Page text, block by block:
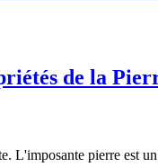
de la
L'imposante pierre est